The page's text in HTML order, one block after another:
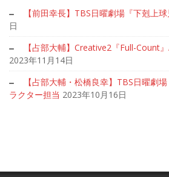
【前田幸長】TBS日曜劇場『下剋上
日
【占部大輔】Creative2『Full-Count
2023年11月14日
【占部大輔・松橋良幸】TBS日曜劇
ラクター担当 2023年10月16日